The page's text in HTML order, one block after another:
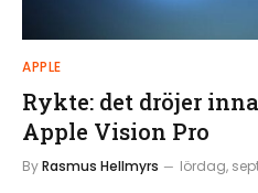
APPLE
Rykte: det dröjer
Apple Vision Pro
ByRasmus Hellmyrs lördag,